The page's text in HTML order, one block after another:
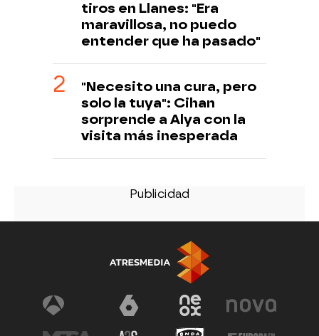
tiros en Llanes: "Era
maravillosa, no puedo
entender que ha pasado"
"Necesito una cura, pero
solo la tuya": Cihan
sorprende a Alya con la
visita más inesperada